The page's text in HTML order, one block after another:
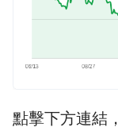
點擊下方連結